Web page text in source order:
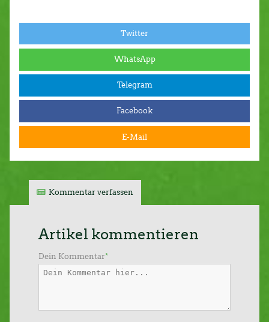
Twitter
WhatsApp
Telegram
Facebook
E-Mail
Kommentar verfassen
Artikel kommentieren
Dein Kommentar*